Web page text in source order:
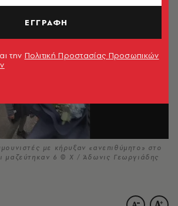
με κήρυξαν «ανεπιθύμητο» στο
μαζεύτηκαν 6 © Χ / Άδωνις Γεωργιάδης
ΕΓΓΡΑΦΗ
την Πολιτική Προστασίας Προσωπικών